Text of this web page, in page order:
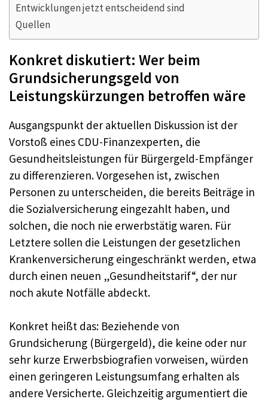
Entwicklungen jetzt entscheidend sind
Quellen
Konkret diskutiert: Wer beim
Grundsicherungsgeld von
Leistungskürzungen betroffen wäre
Ausgangspunkt der aktuellen Diskussion ist der
Vorstoß eines CDU-Finanzexperten, die
Gesundheitsleistungen für Bürgergeld-Empfänger
zu differenzieren. Vorgesehen ist, zwischen
Personen zu unterscheiden, die bereits Beiträge in
die Sozialversicherung eingezahlt haben, und
solchen, die noch nie erwerbstätig waren. Für
Letztere sollen die Leistungen der gesetzlichen
Krankenversicherung eingeschränkt werden, etwa
durch einen neuen „Gesundheitstarif“, der nur
noch akute Notfälle abdeckt.
Konkret heißt das: Beziehende von
Grundsicherung (Bürgergeld), die keine oder nur
sehr kurze Erwerbsbiografien vorweisen, würden
einen geringeren Leistungsumfang erhalten als
andere Versicherte. Gleichzeitig argumentiert die